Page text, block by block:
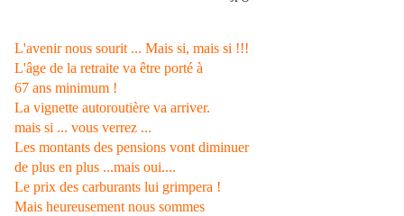
L'avenir nous sourit ... Mais si, mais si !!!
L'âge de la retraite va être porté à
67 ans minimum !
La vignette autoroutière va arriver.
mais si ... vous verrez ...
Les montants des pensions vont diminuer
de plus en plus ...mais oui....
Le prix des carburants lui grimpera !
Mais heureusement nous sommes